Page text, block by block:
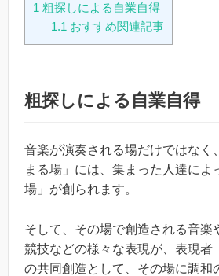
1 粗探しによる自業自得
1.1 おすすめ関連記事
粗探しによる自業自得
音楽が演奏される場だけではなく
まる場」には、集まった人達によ
場」が創られます。
そして、その場で創造される音楽
競技などの様々な表現が、表現者
の共同創造として、その場に調和